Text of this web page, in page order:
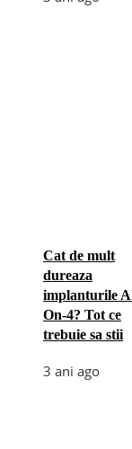
Cat de mult
dureaza
implanturile
On-4? Tot ce
trebuie sa stii
3 ani ago